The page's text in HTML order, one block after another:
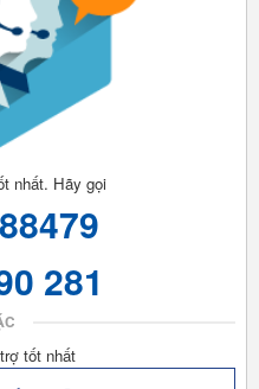
nhất. Hãy gọi
281
tốt nhất